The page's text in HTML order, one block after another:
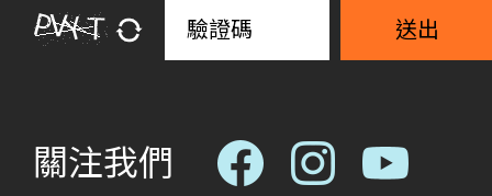
送出
關注我們